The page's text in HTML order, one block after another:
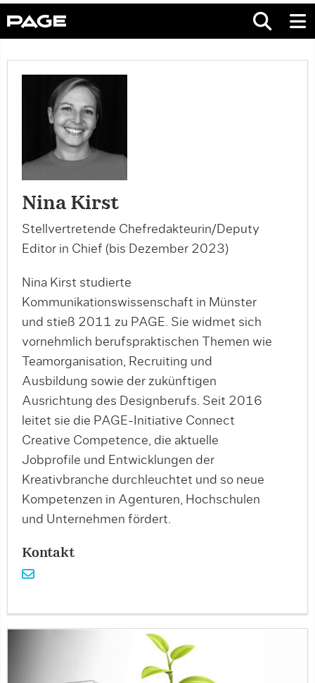
Nina Kirst
Stellvertretende Chefredakteurin/Deputy
Editor in Chief (bis Dezember 2023)
Nina Kirst studierte
Kommunikationswissenschaft in Münster
und stieß 2011 zu PAGE. Sie widmet sich
vornehmlich berufspraktischen Themen wie
Teamorganisation, Recruiting und
Ausbildung sowie der zukünftigen
Ausrichtung des Designberufs. Seit 2016
leitet sie die PAGE-Initiative Connect
Creative Competence, die aktuelle
Jobprofile und Entwicklungen der
Kreativbranche durchleuchtet und so neue
Kompetenzen in Agenturen, Hochschulen
und Unternehmen fördert.
Kontakt